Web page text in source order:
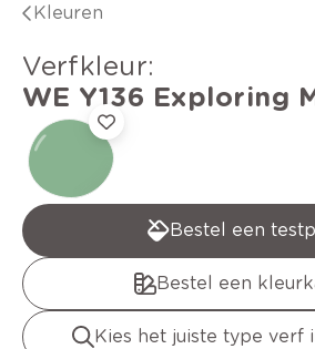
Kleuren
verfkleur:
WE Y136 Exploring
Bestel een
Bestel een
Kies het juiste type verf